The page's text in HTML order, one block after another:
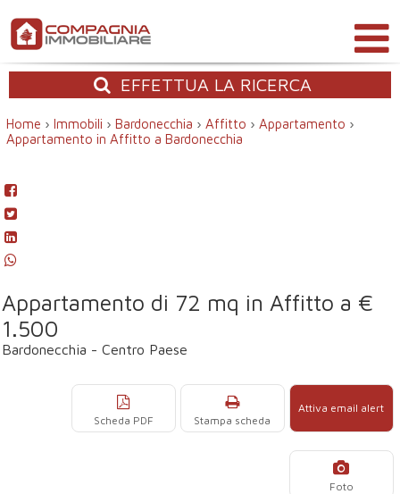
EFFETTUA LA RICERCA
Home › Immobili › Bardonecchia › Affitto › Appartamento ›
Appartamento in Affitto a Bardonecchia
Appartamento di 72 mq in Affitto a €
1.500
Bardonecchia - Centro Paese
Attiva email alert
Stampa scheda
Scheda PDF
Foto